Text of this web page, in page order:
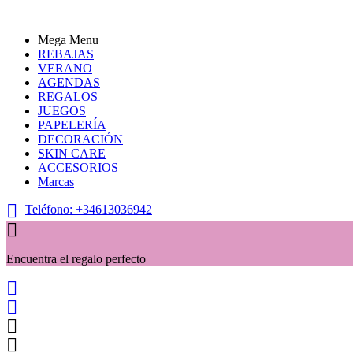
Mega Menu
REBAJAS
VERANO
AGENDAS
REGALOS
JUEGOS
PAPELERÍA
DECORACIÓN
SKIN CARE
ACCESORIOS
Marcas
 Teléfono: +34613036942

Encuentra el regalo perfecto



